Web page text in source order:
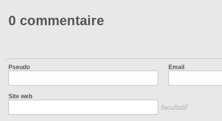
0 commentaire
Pseudo Email
Site web
facultatif